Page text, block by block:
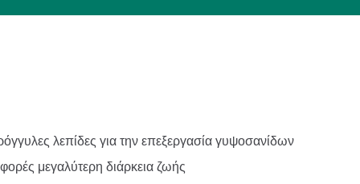
λεπίδες για την επεξεργασία γυψοσανίδων
μεγαλύτερη διάρκεια ζωής